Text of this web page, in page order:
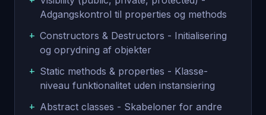
Adgangskontrol til properties og methods
+ Constructors & Destructors - Initialisering
og oprydning af objekter
+ Static methods & properties - Klasse-
niveau funktionalitet uden instansiering
+ Abstract classes - Skabeloner for andre